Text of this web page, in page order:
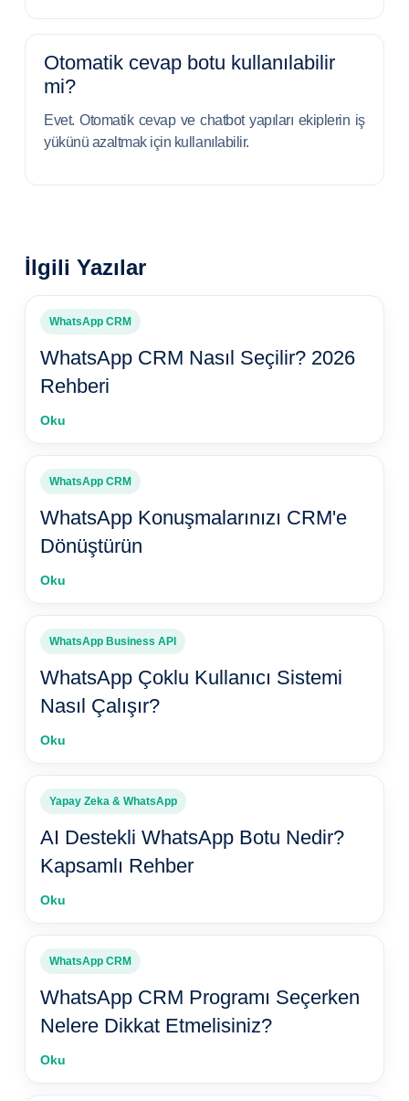
Otomatik cevap botu kullanılabilir
mi?
Evet. Otomatik cevap ve chatbot yapıları ekiplerin iş
yükünü azaltmak için kullanılabilir.
İlgili Yazılar
WhatsApp CRM
WhatsApp CRM Nasıl Seçilir? 2026
Rehberi
Oku
WhatsApp CRM
WhatsApp Konuşmalarınızı CRM'e
Dönüştürün
Oku
WhatsApp Business API
WhatsApp Çoklu Kullanıcı Sistemi
Nasıl Çalışır?
Oku
Yapay Zeka & WhatsApp
AI Destekli WhatsApp Botu Nedir?
Kapsamlı Rehber
Oku
WhatsApp CRM
WhatsApp CRM Programı Seçerken
Nelere Dikkat Etmelisiniz?
Oku